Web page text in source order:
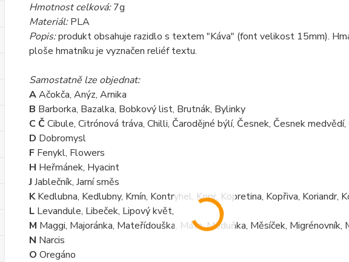
Hmotnost celková:7g
Materiál:PLA
Popis:produkt obsahuje razidlo s textem "Káva" (font velikost 15mm).
ploše hmatníku je vyznačen reliéf textu.
Samostatně lze objednat:
AAčokča, Anýz, Arnika
B Barborka, Bazalka, Bobkový list, Brutnák, Bylinky
C ČCibule, Citrónová tráva, Chilli, Čarodějné býlí, Česnek, Česnek medvědí,
D Dobromysl
F Fenykl, Flowers
H Heřmánek, Hyacint
J Jablečník, Jarní směs
KKedlubna, Kedlubny, Kmín, Kontryhel, Kopr, Kopretina, Kopřiva, Koriandr,
L Levandule, Libeček, Lipový květ,
M Maggi, Majoránka, Mateřídouška, Máta, Meduňka, Měsíček, Migrénovník,
N Narcis
O Oregáno